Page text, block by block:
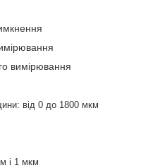
вимірювання
від 0 до 1800 мкм
і 1 мкм